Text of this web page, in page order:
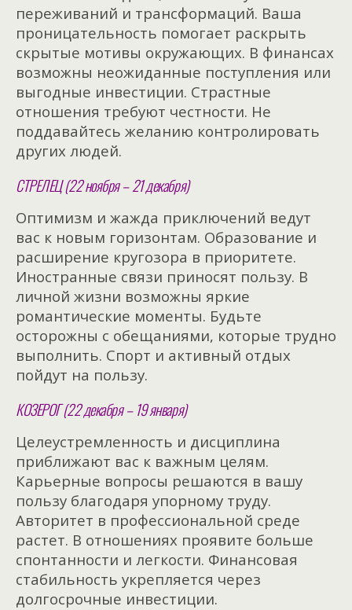
переживаний и трансформаций. Ваша
проницательность помогает раскрыть
скрытые мотивы окружающих. В финансах
возможны неожиданные поступления или
выгодные инвестиции. Страстные
отношения требуют честности. Не
поддавайтесь желанию контролировать
других людей.
СТРЕЛЕЦ (22 ноября – 21 декабря)
Оптимизм и жажда приключений ведут
вас к новым горизонтам. Образование и
расширение кругозора в приоритете.
Иностранные связи приносят пользу. В
личной жизни возможны яркие
романтические моменты. Будьте
осторожны с обещаниями, которые трудно
выполнить. Спорт и активный отдых
пойдут на пользу.
КОЗЕРОГ (22 декабря – 19 января)
Целеустремленность и дисциплина
приближают вас к важным целям.
Карьерные вопросы решаются в вашу
пользу благодаря упорному труду.
Авторитет в профессиональной среде
растет. В отношениях проявите больше
спонтанности и легкости. Финансовая
стабильность укрепляется через
долгосрочные инвестиции.